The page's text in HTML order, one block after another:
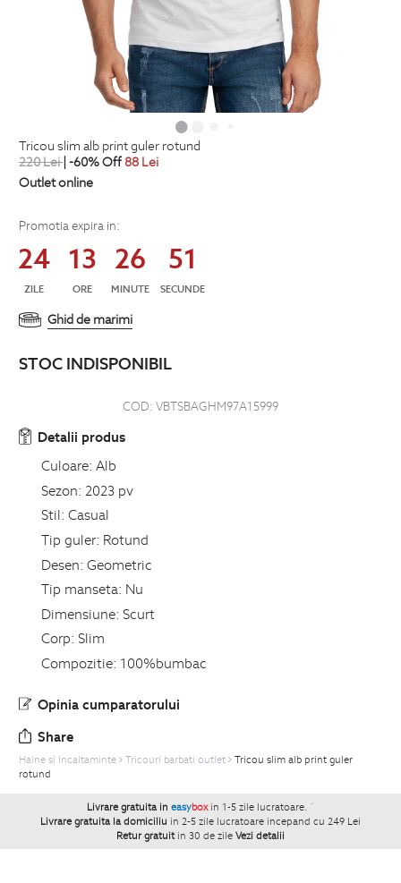
tricou slim alb print guler rotund
220Lei| -60% Off 88 Lei
Outlet online
Promotia expira in:
24
ZILE
13
ORE
26
MINUTE
51
SECUNDE
Ghid de marimi
STOC INDISPONIBIL
COD: VBTSBAGHM97A15999
Detalii produs
Culoare: Alb
Sezon: 2023 pv
Stil: Casual
Tip guler: Rotund
Desen: Geometric
Tip manseta: Nu
Dimensiune: Scurt
Corp: Slim
Compozitie: 100%bumbac
Opinia cumparatorului
Share
Haine si Incaltaminte Tricouri barbati outlet
Tricou slim alb print guler
rotund
Livrare gratuita in easybox in 1-5 zile lucratoare. `
Livrare gratuita la domiciliu in 2-5 zile lucratoare incepand cu 249 Lei
Retur gratuit in 30 de zile Vezi detalii